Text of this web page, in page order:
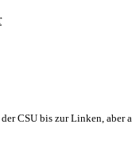
CSU bis zur Linken,